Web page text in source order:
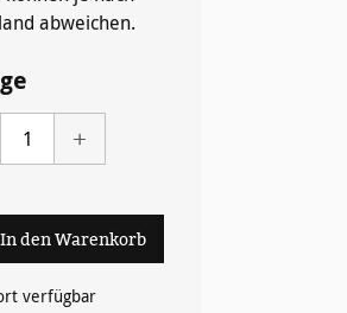
abweichen.
In den Warenkorb
verfügbar